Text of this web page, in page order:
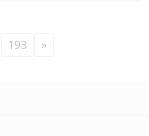
193 »